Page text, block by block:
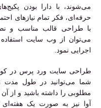
می‌شوند، با دارا بودن
حرفه‌ای، فکر تمام نیازهای
با طراحی قالب مناسب و
می‌توان از وب سایت استفاده
اجرایی نمود.
طراحی سایت ورد پرس در
شما می‌توانید در طول مدت
مطلوبی را داشته باشید و از
آوا نیز به صورت یک